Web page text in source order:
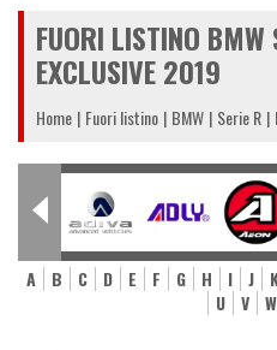
FUORI LISTINO
EXCLUSIVE 2019
Home Fuori listino BMW Serie R
A B C D E F G H I J
U
V W